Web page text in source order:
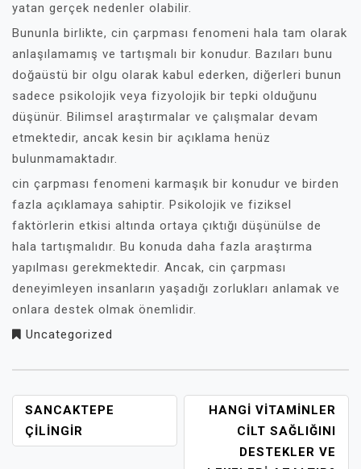
yatan gerçek nedenler olabilir.
Bununla birlikte, cin çarpması fenomeni hala tam olarak
anlaşılamamış ve tartışmalı bir konudur. Bazıları bunu
doğaüstü bir olgu olarak kabul ederken, diğerleri bunun
sadece psikolojik veya fizyolojik bir tepki olduğunu
düşünür. Bilimsel araştırmalar ve çalışmalar devam
etmektedir, ancak kesin bir açıklama henüz
bulunmamaktadır.
cin çarpması fenomeni karmaşık bir konudur ve birden
fazla açıklamaya sahiptir. Psikolojik ve fiziksel
faktörlerin etkisi altında ortaya çıktığı düşünülse de
hala tartışmalıdır. Bu konuda daha fazla araştırma
yapılması gerekmektedir. Ancak, cin çarpması
deneyimleyen insanların yaşadığı zorlukları anlamak ve
onlara destek olmak önemlidir.
Uncategorized
YAZI
GEZINMESI
SANCAKTEPE
ÇILINGIR
HANGI VITAMINLER
CILT SAĞLIĞINI
DESTEKLER VE